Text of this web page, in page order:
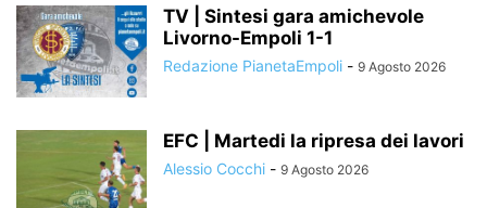
TV | Sintesi gara amichevole
Livorno-Empoli 1-1
Redazione PianetaEmpoli - 9 Agosto 2026
EFC | Martedi la ripresa dei lavori
Alessio Cocchi - 9 Agosto 2026